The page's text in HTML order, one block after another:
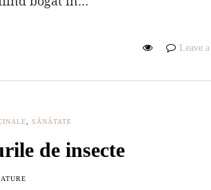
Leave
,SĂNĂTATE
de insecte